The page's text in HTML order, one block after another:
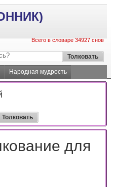
Всего в словаре 34927 снов
Народная мудрость
для